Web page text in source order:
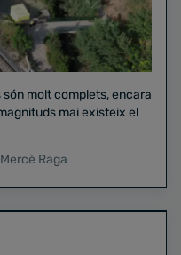
molt complets, encara
mai existeix el
Mercè Raga